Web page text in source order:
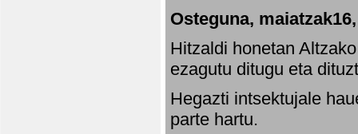
Osteguna,
Hitzaldi honetan
ezagutu ditugu eta
Hegazti intsektujale
parte hartu.